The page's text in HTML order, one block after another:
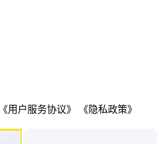
《用户服务协议》 《隐私政策》